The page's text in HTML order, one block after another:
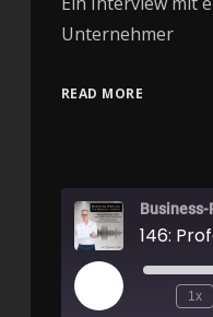
Unternehmer
READ MORE
146:
1x